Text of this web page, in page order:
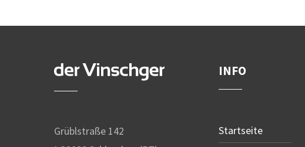
Grüblstraße 142
INFO
Startseite